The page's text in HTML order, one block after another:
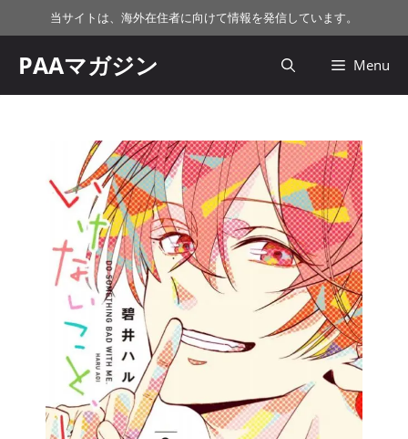
ン
ツ
当サイトは、海外在住者に向けて情報を発信しています。
PAAマガジン Menu